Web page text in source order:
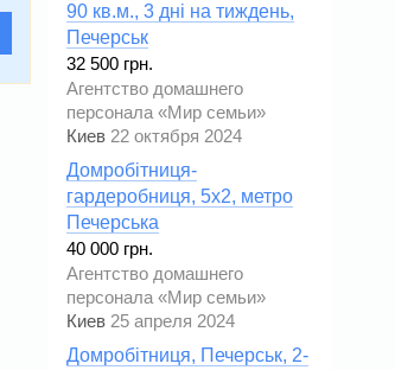
90 кв.м., 3 дні на тиждень,
Печерськ
32 500 грн.
Агентство домашнего
персонала «Мир семьи»
Киев 22 октября 2024
Домробітниця-
гардеробниця, 5х2, метро
Печерська
40 000 грн.
Агентство домашнего
персонала «Мир семьи»
Киев 25 апреля 2024
Домробітниця, Печерськ, 2-